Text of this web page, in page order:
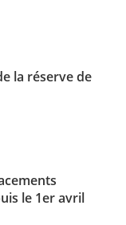
la réserve de
le 1er avril